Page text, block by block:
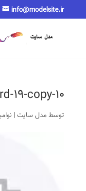
info@modelsite.ir
19-copy-10
توسطمدل سایت| نوامبر